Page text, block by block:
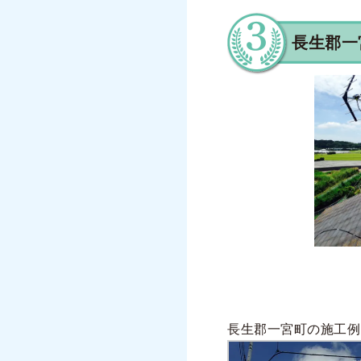
長生郡
長生郡一宮町の施工